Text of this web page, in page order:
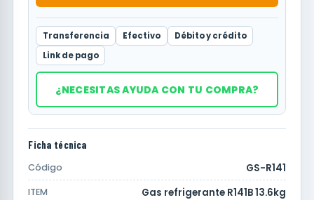
Transferencia Efectivo
Débito y crédito
Link de pago
¿NECESITAS AYUDA CON TU COMPRA?
Ficha técnica
Código GS-R141
ITEM Gas refrigerante R141B 13.6kg